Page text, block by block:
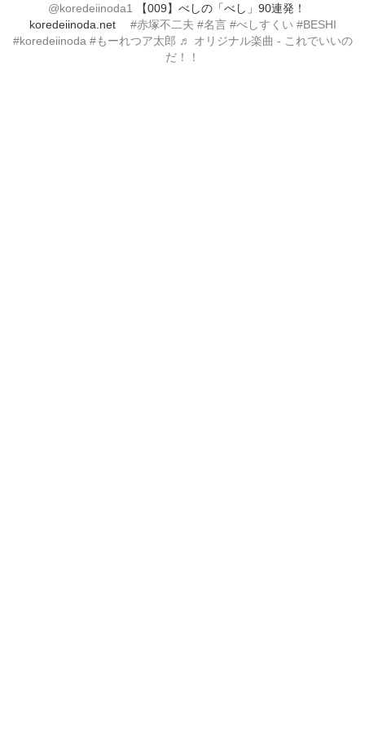
@koredeiinoda1
【009】べしの「べし」90連発！
koredeiinoda.net #赤塚不二夫 #名言 #べしすくい #BESHI
#koredeiinoda #もーれつア太郎 ♬ オリジナル楽曲 - これでいいの
だ！！